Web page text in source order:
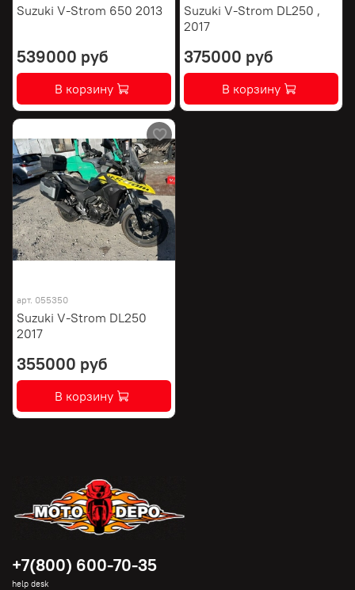
Suzuki V-Strom 650 2013
539000 руб
В корзину
Suzuki V-Strom DL250 ,
2017
375000 руб
В корзину
арт. 055350
Suzuki V-Strom DL250
2017
355000 руб
В корзину
+7(800) 600-70-35
help desk